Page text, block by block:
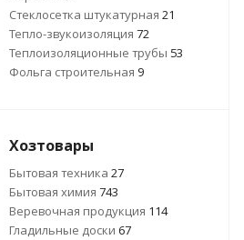
Стеклосетка штукатурная 21
Тепло-звукоизоляция 72
Теплоизоляционные трубы 53
Фольга строительная 9
Хозтовары
Бытовая техника 27
Бытовая химия 743
Веревочная продукция 114
Гладильные доски 67